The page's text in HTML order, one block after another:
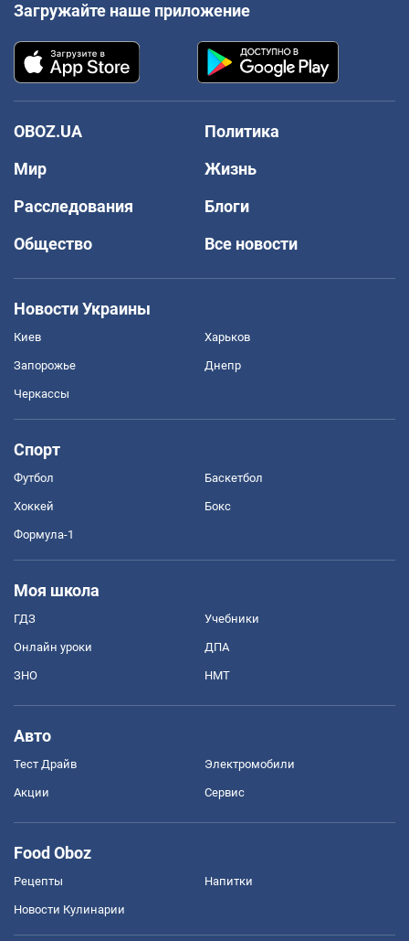
Загружайте наше приложение
OBOZ.UA
Политика
Мир
Жизнь
Расследования
Блоги
Общество
Все новости
Новости Украины
Киев Харьков
Запорожье Днепр
Черкассы
Спорт
Футбол Баскетбол
Хоккей Бокс
Формула-1
Моя школа
ГДЗ Учебники
Онлайн уроки ДПА
ЗНО НМТ
Авто
Тест Драйв Электромобили
Акции Сервис
Food Oboz
Рецепты Напитки
Новости Кулинарии